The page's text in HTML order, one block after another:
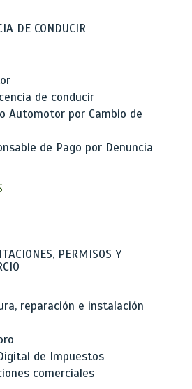
DE CONDUCIR
de conducir
Automotor por Cambio de
de Pago por Denuncia
PERMISOS Y
reparación e instalación
de Impuestos
comerciales